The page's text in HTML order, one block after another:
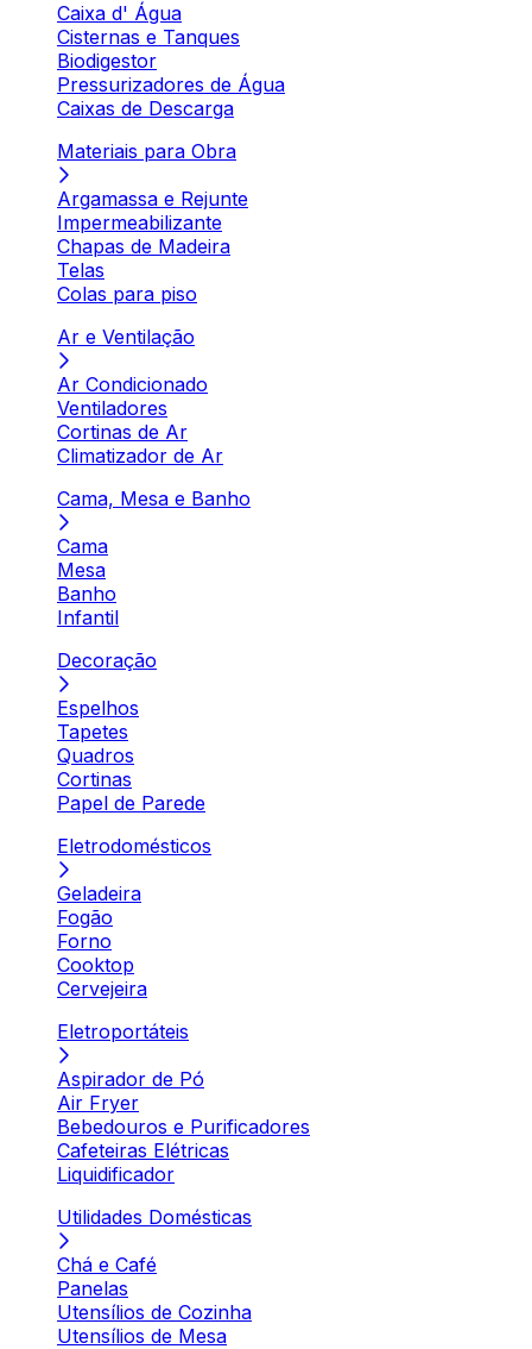
Caixa d' Água
Cisternas e Tanques
Biodigestor
Pressurizadores de Água
Caixas de Descarga
Materiais para Obra
Argamassa e Rejunte
Impermeabilizante
Chapas de Madeira
Telas
Colas para piso
Ar e Ventilação
Ar Condicionado
Ventiladores
Cortinas de Ar
Climatizador de Ar
Cama, Mesa e Banho
Cama
Mesa
Banho
Infantil
Decoração
Espelhos
Tapetes
Quadros
Cortinas
Papel de Parede
Eletrodomésticos
Geladeira
Fogão
Forno
Cooktop
Cervejeira
Eletroportáteis
Aspirador de Pó
Air Fryer
Bebedouros e Purificadores
Cafeteiras Elétricas
Liquidificador
Utilidades Domésticas
Chá e Café
Panelas
Utensílios de Cozinha
Utensílios de Mesa